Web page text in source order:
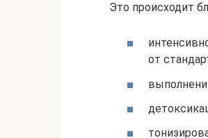
Это происходит
от